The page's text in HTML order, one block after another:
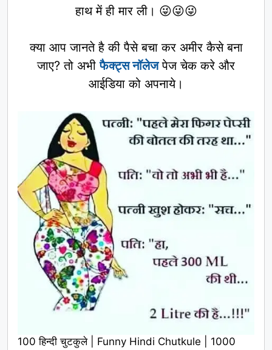
हाथ में ही मार ली। 😜😜😜
क्या आप जानते है की पैसे बचा कर अमीर कैसे बना
जाए? तो अभीफैक्ट्स नॉलेजपेज चेक करे और
आईडिया को अपनाये।
100 हिन्दी चुटकुले | Funny Hindi Chutkule | 1000